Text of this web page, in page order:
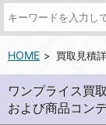
HOME 買取見積
ワンプライス買
および商品コン